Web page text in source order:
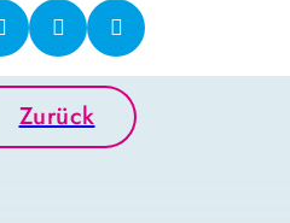
Zurück